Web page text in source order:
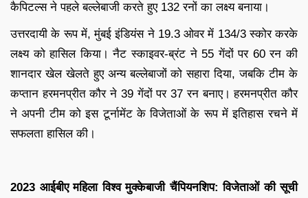
कैपिटल्स ने पहले बल्लेबाजी करते हुए 132 रनों का लक्ष्य बनाया।
उत्तरदायी के रूप में, मुंबई इंडियंस ने 19.3 ओवर में 134/3 स्कोर करके
लक्ष्य को हासिल किया। नैट स्काइवर-ब्रंट ने 55 गेंदों पर 60 रन की
शानदार खेल खेलते हुए अन्य बल्लेबाजों को सहारा दिया, जबकि टीम के
कप्तान हरमनप्रीत कौर ने 39 गेंदों पर 37 रन बनाए। हरमनप्रीत कौर
ने अपनी टीम को इस टूर्नामेंट के विजेताओं के रूप में इतिहास रचने में
सफलता हासिल की।
2023 आईबीए महिला विश्व मुक्केबाजी चैंपियनशिप: विजेताओं की सूची